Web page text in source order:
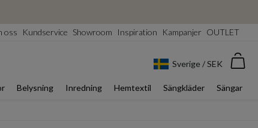
oss Kundservice Showroom Inspiration Kampanjer OUTLET
Sverige / SEK
Belysning Inredning Hemtextil Sängkläder Sängar